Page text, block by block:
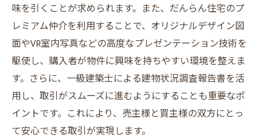
だんらん住宅が提供する地域密着型サービ
ス
阿倍野元町での不動産売却の成功事例紹介
売却をスムーズに進めるための手続き案内
地域特化の市場分析と売却戦略
不動産売却を成功させるための専門的アド
バイス
味を引くことが求められます。また、だんらん住宅のプ
レミアム仲介を利用することで、オリジナルデザイン図
面やVR室内写真などの高度なプレゼンテーション技術を
駆使し、購入者が物件に興味を持ちやすい環境を整えま
す。さらに、一級建築士による建物状況調査報告書を活
用し、取引がスムーズに進むようにすることも重要なポ
イントです。これにより、売主様と買主様の双方にとっ
て安心できる取引が実現します。